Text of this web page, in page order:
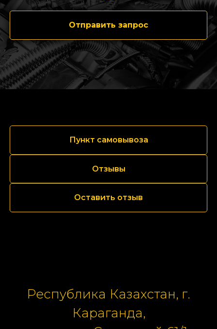
Отправить запрос
Пункт самовывоза
Отзывы
Оставить отзыв
Республика Казахстан, г.
Караганда,